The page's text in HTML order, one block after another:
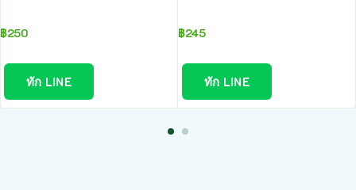
฿250
ทัก LINE
฿245
ทัก LINE